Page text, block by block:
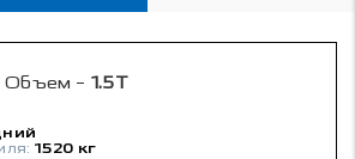
Объем - 1.5T
1520 кг